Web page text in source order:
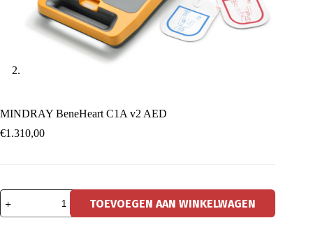
MINDRAY BeneHeart C1A v2 AED
€1.310,00
MINDRAY
BeneHeart
C1A
TOEVOEGEN AAN WINKELWAGEN